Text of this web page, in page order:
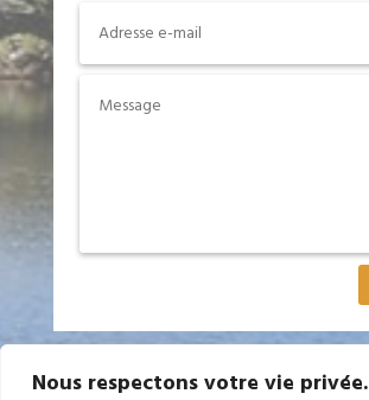
Nous respectons votre vie privée.